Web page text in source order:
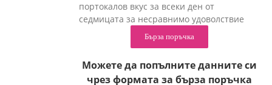
портокалов вкус за всеки ден от
седмицата за несравнимо удоволствие
Бърза поръчка
Можете да попълните данните си
чрез формата за бърза поръчка